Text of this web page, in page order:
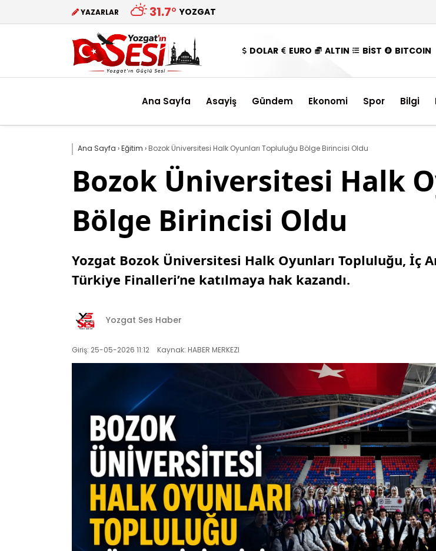
YAZARLAR 31.7° YOZGAT
DOLAR EURO ALTIN BİST BITCOIN
Ana Sayfa Asayiş Gündem Ekonomi Spor Bilgi
Ana Sayfa ›Eğitim › Bozok Üniversitesi Halk Oyunları Topluluğu Bölge Birincisi Oldu
Bozok Üniversitesi Halk
Bölge Birincisi Oldu
Yozgat Bozok Üniversitesi Halk Oyunları Topluluğu, İç
Türkiye Finalleri’ne katılmaya hak kazandı.
Yozgat Ses Haber
Giriş: 25-05-2026 11:12 Kaynak: HABER MERKEZI